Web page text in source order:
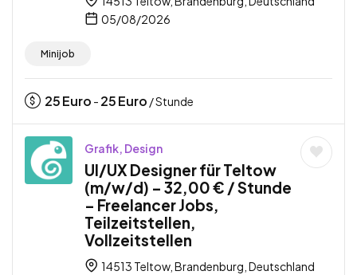
05/08/2026
Minijob
25Euro - 25Euro / Stunde
Grafik, Design
UI/UX Designer für Teltow
(m/w/d) – 32,00 € / Stunde
– Freelancer Jobs,
Teilzeitstellen,
Vollzeitstellen
14513 Teltow, Brandenburg, Deutschland